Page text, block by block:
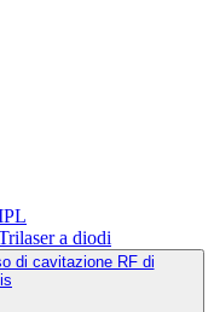
a diodi
di cavitazione RF di